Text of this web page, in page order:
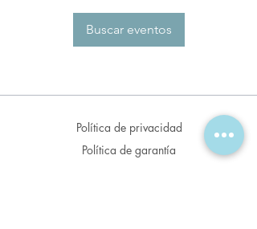
Buscar eventos
Política de privacidad
Política de garantía